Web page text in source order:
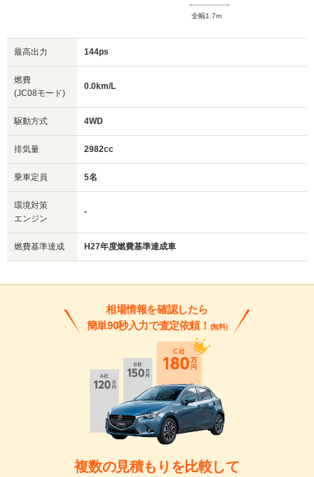
全幅1.7m
最高出力 144ps
燃費
(JC08モード)
0.0km/L
駆動方式 4WD
排気量 2982cc
乗車定員 5名
環境対策
エンジン
-
燃費基準達成 H27年度燃費基準達成車
相場情報を確認したら
簡単90秒入力で査定依頼！ (無料)
複数の見積もりを比較して